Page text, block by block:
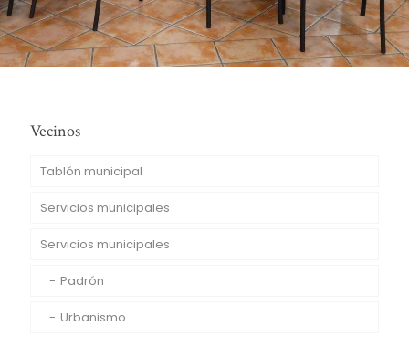
Vecinos
Tablón municipal
Servicios municipales
Servicios municipales
Padrón
Urbanismo